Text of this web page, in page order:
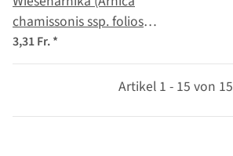
chamissonis ssp. foliosa)
Samen
3,31 Fr.*
Artikel 1 - 15 von 15